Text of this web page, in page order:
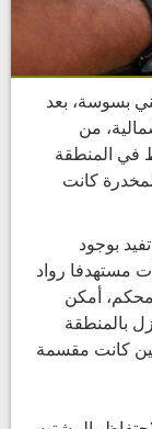
بسوسة، بعد
من
في المنطقة
كانت
بوجود
مستهدفا رواد
أمكن
بالمنطقة
كانت مقسمة